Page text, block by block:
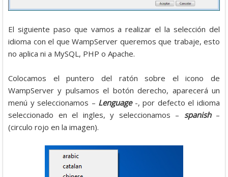
El siguiente paso que vamos a realizar el la selección del
idioma con el que WampServer queremos que trabaje, esto
no aplica ni a MySQL, PHP o Apache.
Colocamos el puntero del ratón sobre el icono de
WampServer y pulsamos el botón derecho, aparecerá un
menú y seleccionamos – Lenguage-, por defecto el idioma
seleccionado en el ingles, y seleccionamos – spanish–
(circulo rojo en la imagen).